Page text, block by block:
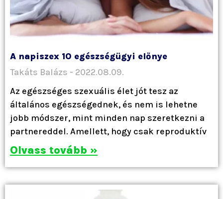
A napiszex 10 egészségügyi előnye
Takáts Balázs
2022.08.09.
Az egészséges szexuális élet jót tesz az
általános egészségednek, és nem is lehetne
jobb módszer, mint minden nap szeretkezni a
partnereddel. Amellett, hogy csak reproduktív
Olvass tovább »